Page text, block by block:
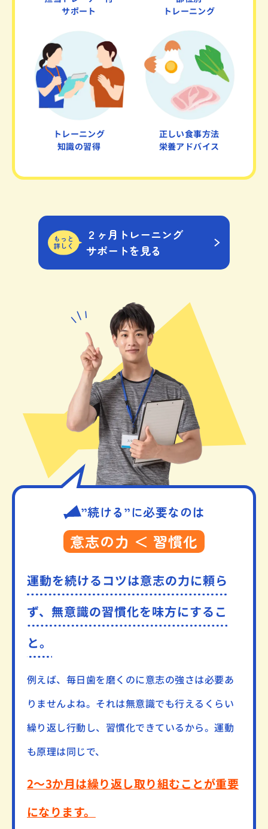
サポート
トレーニング
トレーニング
知識の習得
正しい食事方法
栄養アドバイス
もっと
詳しく
２ヶ月トレーニング
サポートを見る
”続ける”に必要なのは
意志の力 ＜ 習慣化
運動を続けるコツは意志の力に頼ら
ず、 無意識の習慣化を味方にするこ
と。
例えば、毎日歯を磨くのに意志の強さは必要あ
りませんよね。それは無意識でも行えるくらい
繰り返し行動し、習慣化できているから。運動
も原理は同じで、
2～3か月は繰り返し取り組むことが重要
になります。